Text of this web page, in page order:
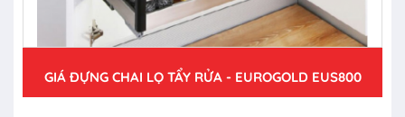
GIÁ ĐỰNG CHAI LỌ TẨY RỬA - EUROGOLD EUS800